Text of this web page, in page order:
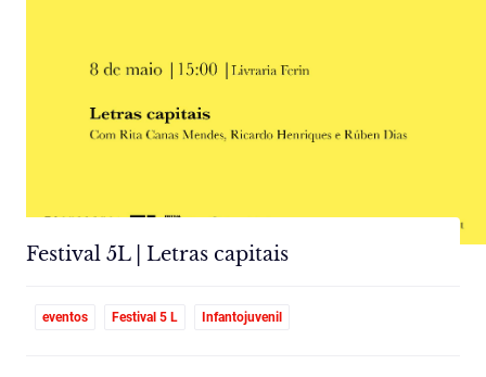
Festival 5L | Letras capitais
eventos Festival 5 L Infantojuvenil